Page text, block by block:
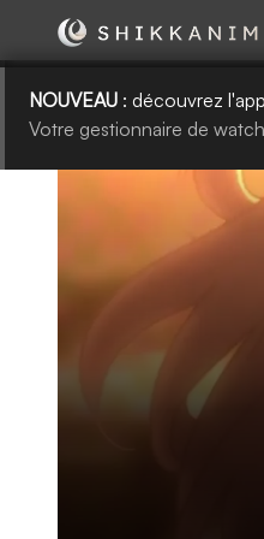
NOUVEAU : découvrez
Votre gestionnaire de